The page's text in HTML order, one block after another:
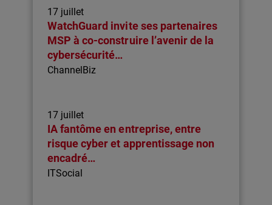
17 juillet
WatchGuard invite ses partenaires
MSP à co-construire l’avenir de la
cybersécurité…
ChannelBiz
17 juillet
IA fantôme en entreprise, entre
risque cyber et apprentissage non
encadré…
ITSocial